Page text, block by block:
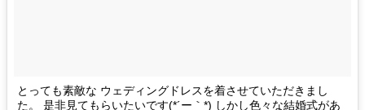
とっても素敵な ウェディングドレスを着させていただきまし
た。 是非見てもらいたいです(*´ー｀*) しかし色々な結婚式があ